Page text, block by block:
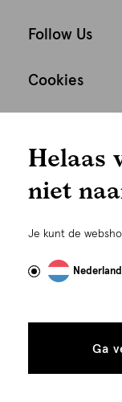
gebruiken wij
om
tonen
Follow Us
Cookies
©Alle
Helaas
niet
Je kunt de
Nederland
Ga